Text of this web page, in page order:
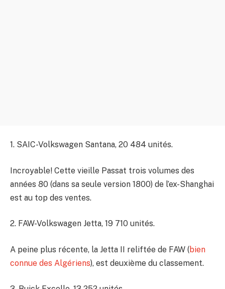
1. SAIC-Volkswagen Santana, 20 484 unités.
Incroyable! Cette vieille Passat trois volumes des
années 80 (dans sa seule version 1800) de l’ex-Shanghai
est au top des ventes.
2. FAW-Volkswagen Jetta, 19 710 unités.
A peine plus récente, la Jetta II reliftée de FAW (bien
connue des Algériens), est deuxième du classement.